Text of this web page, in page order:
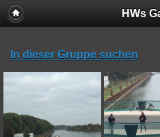
HWs
In dieser Gruppe suchen